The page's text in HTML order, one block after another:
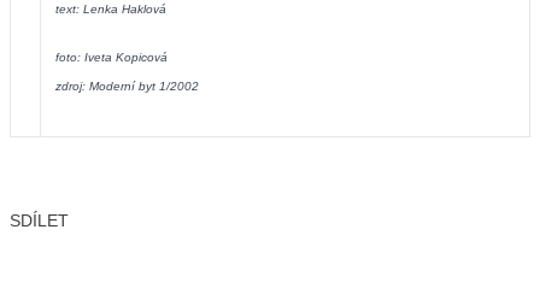
text: Lenka Haklová
foto: Iveta Kopicová
zdroj: Moderní byt 1/2002
SDÍLET